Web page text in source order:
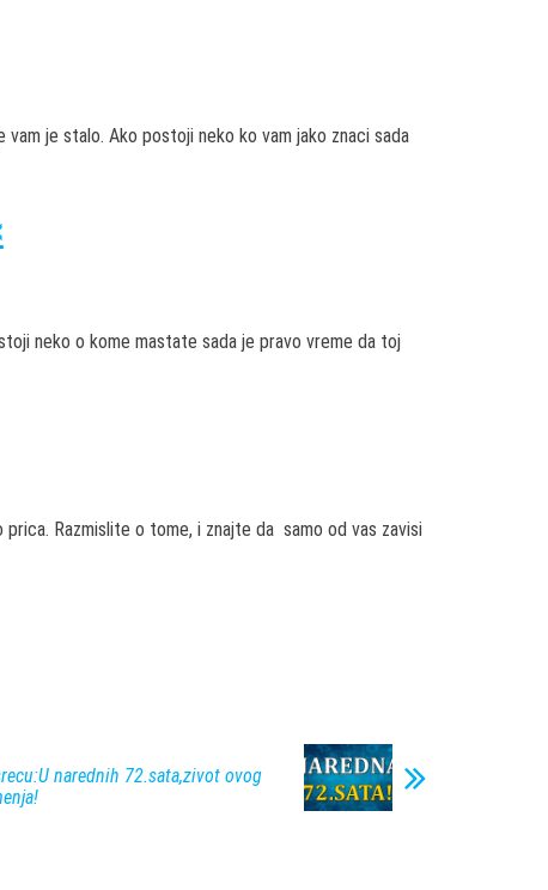
je stalo. Ako postoji neko ko vam jako znaci sada
neko o kome mastate sada je pravo vreme da toj
Razmislite o tome, i znajte da samo od vas zavisi
narednih 72.sata,zivot ovog